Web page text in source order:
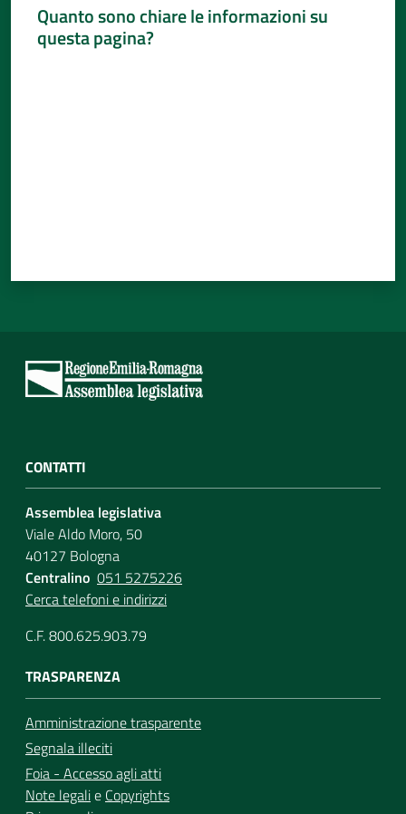
Quanto sono chiare le informazioni su
questa pagina?
CONTATTI
Assemblea legislativa
Viale Aldo Moro, 50
40127 Bologna
Centralino 051 5275226
Cerca telefoni e indirizzi
C.F. 800.625.903.79
TRASPARENZA
Amministrazione trasparente
Segnala illeciti
Foia - Accesso agli atti
Note legalie Copyrights